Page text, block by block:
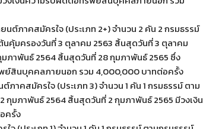
ภาคสมัครใจ (ประเภท 2+) จำนวน 2 คัน 2 กรมธรรม์
คุ้มครองวันที่ 3 ตุลาคม 2563 สิ้นสุดวันที่ 3 ตุลาคม
ภาพันธ์ 2564 สิ้นสุดวันที่ 28 กุมภาพันธ์ 2565 ซึ่ง
ย์สินบุคคลภายนอก รวม 4,000,000 บาทต่อครั้ง
าคสมัครใจ (ประเภท 3) จำนวน 1 คัน 1 กรมธรรม์ ตาม
มภาพันธ์ 2564 สิ้นสุดวันที่ 2 กุมภาพันธ์ 2565 มีวงเงิน
ครั้ง